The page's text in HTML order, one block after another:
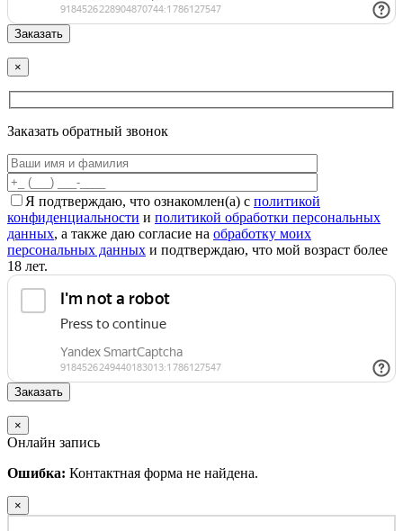
×
Заказать обратный звонок
Я подтверждаю, что ознакомлен(а) с политикой
конфиденциальности и политикой обработки персональных
данных, а также даю согласие на обработку моих
персональных данных и подтверждаю, что мой возраст более
18 лет.
×
Онлайн запись
Ошибка: Контактная форма не найдена.
×